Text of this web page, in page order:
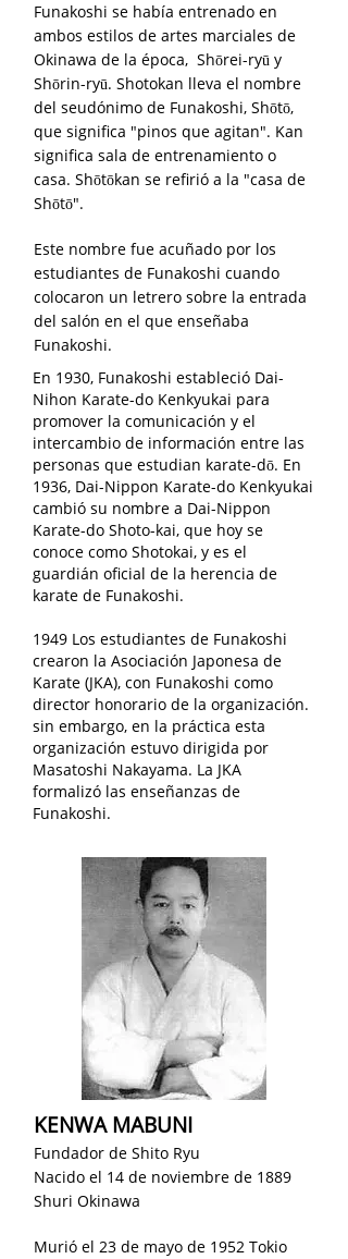
Funakoshi se había entrenado en
ambos estilos de artes marciales de
Okinawa de la época, Shōrei-ryū y
Shōrin-ryū. Shotokan lleva el nombre
del seudónimo de Funakoshi, Shōtō,
que significa "pinos que agitan". Kan
significa sala de entrenamiento o
casa. Shōtōkan se refirió a la "casa de
Shōtō".
Este nombre fue acuñado por los
estudiantes de Funakoshi cuando
colocaron un letrero sobre la entrada
del salón en el que enseñaba
Funakoshi.
En 1930, Funakoshi estableció Dai-
Nihon Karate-do Kenkyukai para
promover la comunicación y el
intercambio de información entre las
personas que estudian karate-dō. En
1936, Dai-Nippon Karate-do Kenkyukai
cambió su nombre a Dai-Nippon
Karate-do Shoto-kai, que hoy se
conoce como Shotokai, y es el
guardián oficial de la herencia de
karate de Funakoshi.
1949 Los estudiantes de Funakoshi
crearon la Asociación Japonesa de
Karate (JKA), con Funakoshi como
director honorario de la organización.
sin embargo, en la práctica esta
organización estuvo dirigida por
Masatoshi Nakayama. La JKA
formalizó las enseñanzas de
Funakoshi.
KENWA MABUNI
Fundador de Shito Ryu
Nacido el 14 de noviembre de 1889
Shuri Okinawa
Murió el 23 de mayo de 1952 Tokio